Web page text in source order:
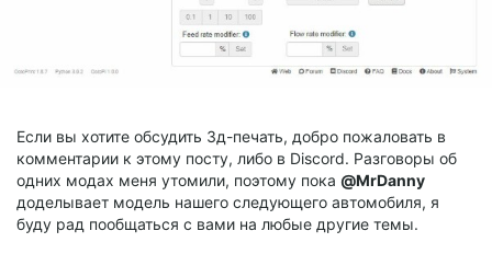
Если вы хотите обсудить 3д-печать, добро пожаловать в
комментарии к этому посту, либо в Discord. Разговоры об
одних модах меня утомили, поэтому пока @MrDanny
доделывает модель нашего следующего автомобиля, я
буду рад пообщаться с вами на любые другие темы.